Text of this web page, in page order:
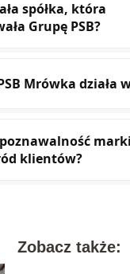
spółka, która
Grupę PSB?
Mrówka działa
marki
klientów?
Zobacz także: